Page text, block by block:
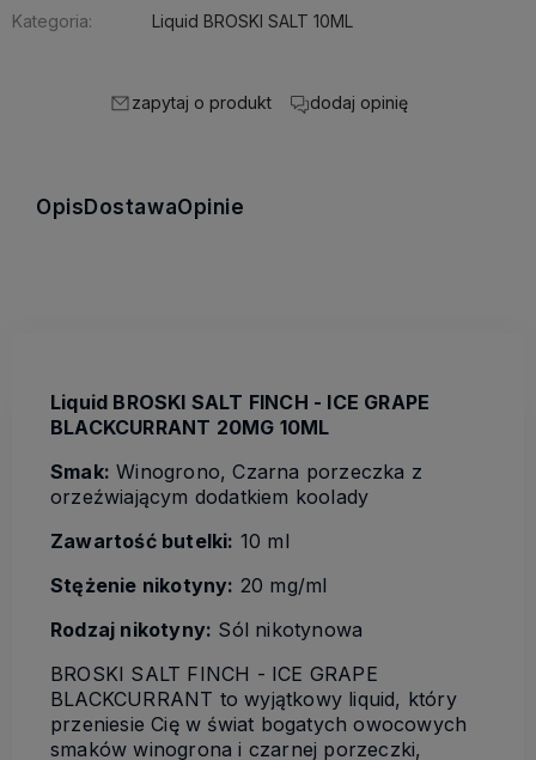
Kategoria:
Liquid BROSKI SALT 10ML
zapytaj o produkt dodaj opinię
Opis DostawaOpinie
Liquid BROSKI SALT FINCH - ICE GRAPE
BLACKCURRANT 20MG 10ML
Smak: Winogrono, Czarna porzeczka z
orzeźwiającym dodatkiem koolady
Zawartość butelki: 10 ml
Stężenie nikotyny: 20 mg/ml
Rodzaj nikotyny: Sól nikotynowa
BROSKI SALT FINCH - ICE GRAPE
BLACKCURRANT to wyjątkowy liquid, który
przeniesie Cię w świat bogatych owocowych
smaków winogrona i czarnej porzeczki,